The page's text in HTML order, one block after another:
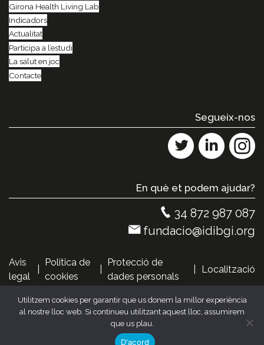
Girona Health Living Lab
Indicadors
Actualitat
Participa a l’estudi
La salut en joc
Contacte
Segueix-nos
Twitter Linkedin
En què et podem ajudar?
34 872 987 087
fundacio@idibgi.org
Avis
legal
Politica de
cookies
Protecció de
dades personals
Localització
Parc Hospitalari Martí i Julià - Edifici M2 C/Dr.
Castany s/n, 17190 Salt (Girona) Tel. +34 872 987
087 | fundacio@idibgi.org
Utilitzem cookies per garantir que us donem la millor experiència
al nostre lloc web. Si continueu utilitzant aquest lloc, assumirem
que us plau.
D'acord